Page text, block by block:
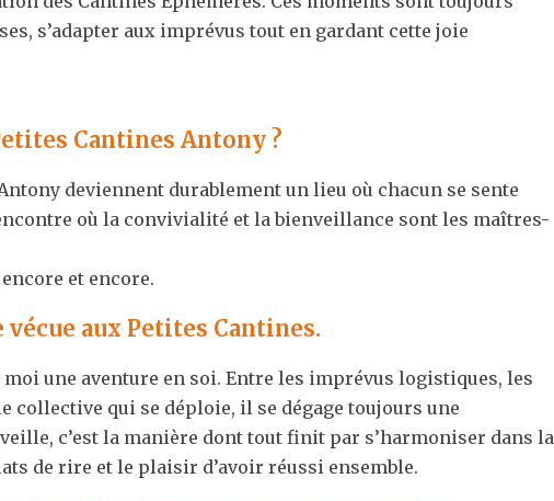
s’adapter aux imprévus tout en gardant cette joie
Cantines Antony ?
deviennent durablement un lieu où chacun se sente
où la convivialité et la bienveillance sont les maîtres-
et encore.
aux Petites Cantines.
une aventure en soi. Entre les imprévus logistiques, les
collective qui se déploie, il se dégage toujours une
c’est la manière dont tout finit par s’harmoniser dans la
de rire et le plaisir d’avoir réussi ensemble.